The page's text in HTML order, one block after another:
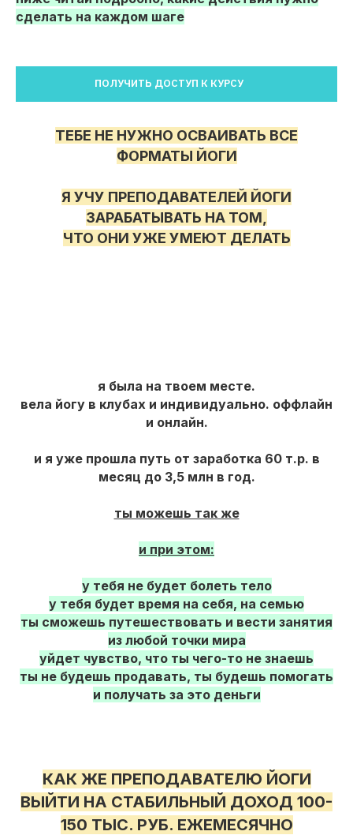
сделать на каждом шаге
ПОЛУЧИТЬ ДОСТУП К КУРСУ
ТЕБЕ НЕ НУЖНО ОСВАИВАТЬ ВСЕ
ФОРМАТЫ ЙОГИ
Я УЧУ ПРЕПОДАВАТЕЛЕЙ ЙОГИ
ЗАРАБАТЫВАТЬ НА ТОМ,
ЧТО ОНИ УЖЕ УМЕЮТ ДЕЛАТЬ
я была на твоем месте.
вела йогу в клубах и индивидуально. оффлайн
и онлайн.
и я уже прошла путь от заработка 60 т.р. в
месяц до 3,5 млн в год.
ты можешь так же
и при этом:
у тебя не будет болеть тело
у тебя будет время на себя, на семью
ты сможешь путешествовать и вести занятия
из любой точки мира
уйдет чувство, что ты чего-то не знаешь
ты не будешь продавать, ты будешь помогать
и получать за это деньги
КАК ЖЕ ПРЕПОДАВАТЕЛЮ ЙОГИ
ВЫЙТИ НА СТАБИЛЬНЫЙ ДОХОД 100-
150 ТЫС. РУБ. ЕЖЕМЕСЯЧНО